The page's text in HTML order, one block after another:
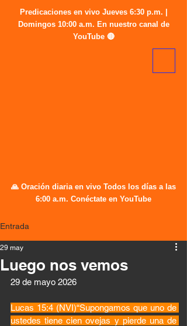
🙏 Oración diaria en vivo Todos los días a las
6:00 a.m. Conéctate en YouTube
Predicaciones en vivo Jueves 6:30 p.m. |
Domingos 10:00 a.m. En nuestro canal de
YouTube 🔴
Entrada
Luego nos vemos
29 may
29 de mayo 2026
Lucas 15:4 (NVI)“Supongamos que uno de
ustedes tiene cien ovejas y pierde una de